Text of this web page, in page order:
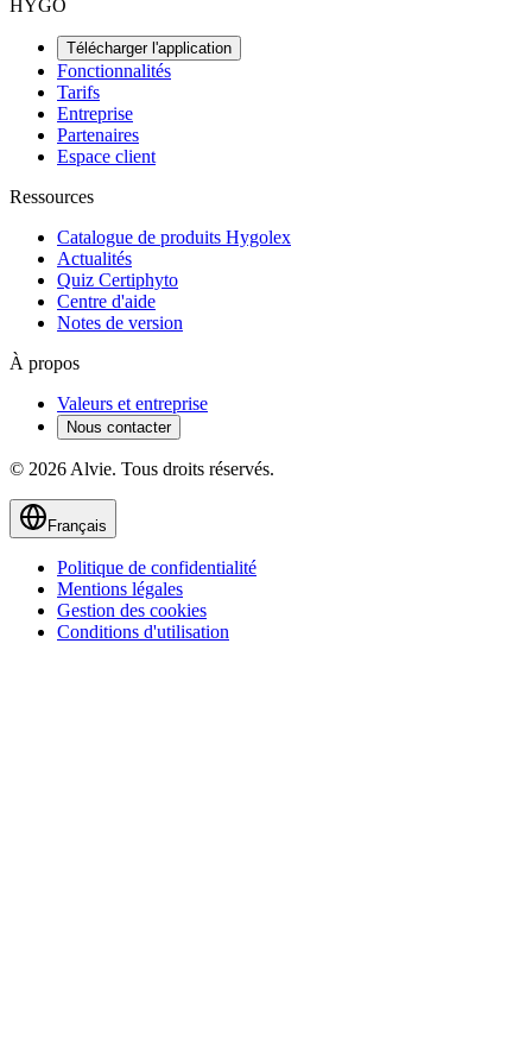
HYGO
Télécharger l'application
Fonctionnalités
Tarifs
Entreprise
Partenaires
Espace client
Ressources
Catalogue de produits Hygolex
Actualités
Quiz Certiphyto
Centre d'aide
Notes de version
À propos
Valeurs et entreprise
Nous contacter
© 2026 Alvie. Tous droits réservés.
Français
Politique de confidentialité
Mentions légales
Gestion des cookies
Conditions d'utilisation